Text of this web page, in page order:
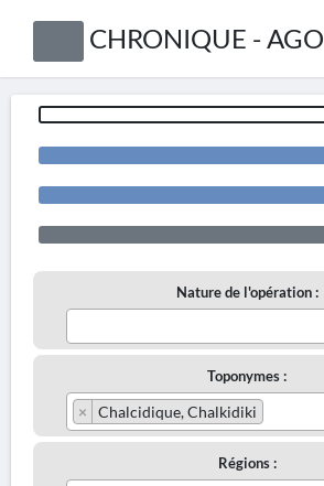
CHRONIQUE - AGO
Nature de l'opération :
Toponymes :
× Chalcidique, Chalkidiki
Régions :